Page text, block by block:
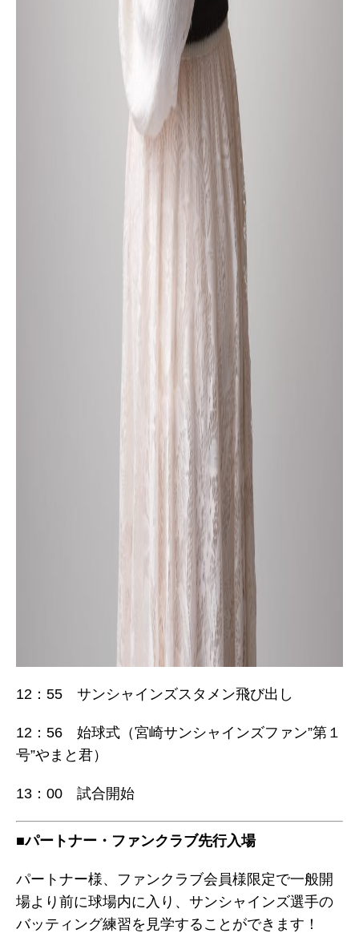
12：55 サンシャインズスタメン飛び出し
12：56 始球式（宮崎サンシャインズファン”第１
号”やまと君）
13：00 試合開始
■パートナー・ファンクラブ先行入場
パートナー様、ファンクラブ会員様限定で一般開
場より前に球場内に入り、サンシャインズ選手の
バッティング練習を見学することができます！